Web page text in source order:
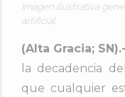
Imagen ilustrativa
artificial.
(Alta Gracia; SN).-
la decadencia
que cualquier